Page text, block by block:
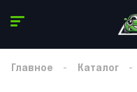
Главное Каталог